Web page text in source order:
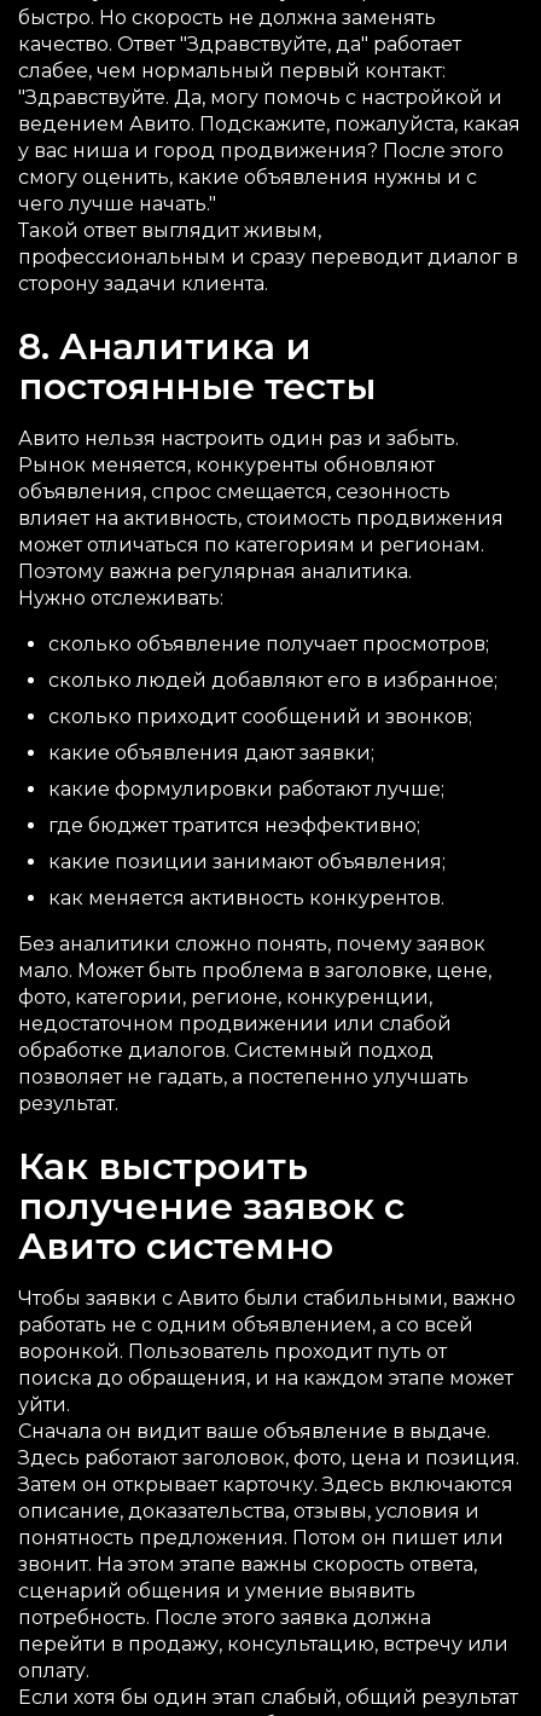
быстро. Но скорость не должна заменять
качество. Ответ "Здравствуйте, да" работает
слабее, чем нормальный первый контакт:
"Здравствуйте. Да, могу помочь с настройкой и
ведением Авито. Подскажите, пожалуйста, какая
у вас ниша и город продвижения? После этого
смогу оценить, какие объявления нужны и с
чего лучше начать."
Такой ответ выглядит живым,
профессиональным и сразу переводит диалог в
сторону задачи клиента.
8. Аналитика и
постоянные тесты
Авито нельзя настроить один раз и забыть.
Рынок меняется, конкуренты обновляют
объявления, спрос смещается, сезонность
влияет на активность, стоимость продвижения
может отличаться по категориям и регионам.
Поэтому важна регулярная аналитика.
Нужно отслеживать:
сколько объявление получает просмотров;
сколько людей добавляют его в избранное;
сколько приходит сообщений и звонков;
какие объявления дают заявки;
какие формулировки работают лучше;
где бюджет тратится неэффективно;
какие позиции занимают объявления;
как меняется активность конкурентов.
Без аналитики сложно понять, почему заявок
мало. Может быть проблема в заголовке, цене,
фото, категории, регионе, конкуренции,
недостаточном продвижении или слабой
обработке диалогов. Системный подход
позволяет не гадать, а постепенно улучшать
результат.
Как выстроить
получение заявок с
Авито системно
Чтобы заявки с Авито были стабильными, важно
работать не с одним объявлением, а со всей
воронкой. Пользователь проходит путь от
поиска до обращения, и на каждом этапе может
уйти.
Сначала он видит ваше объявление в выдаче.
Здесь работают заголовок, фото, цена и позиция.
Затем он открывает карточку. Здесь включаются
описание, доказательства, отзывы, условия и
понятность предложения. Потом он пишет или
звонит. На этом этапе важны скорость ответа,
сценарий общения и умение выявить
потребность. После этого заявка должна
перейти в продажу, консультацию, встречу или
оплату.
Если хотя бы один этап слабый, общий результат